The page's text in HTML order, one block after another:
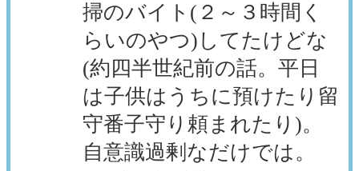
掃のバイト(２～３時間く
らいのやつ)してたけどな
(約四半世紀前の話。平日
は子供はうちに預けたり留
守番子守り頼まれたり)。
自意識過剰なだけでは。